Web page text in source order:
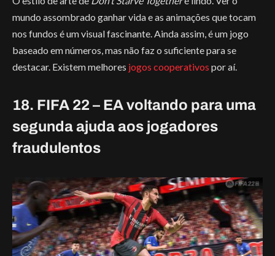
mundo assombrado ganhar vida e as animações que tocam
nos fundos é um visual fascinante. Ainda assim, é um jogo
baseado em números, mas não faz o suficiente para se
destacar. Existem melhores jogos cooperativos por aí.
18. FIFA 22 – EA voltando para uma
segunda ajuda aos jogadores
fraudulentos